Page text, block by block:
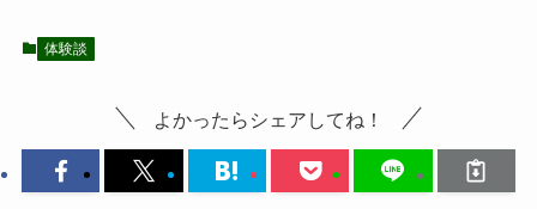
体験談
よかったらシェアしてね！